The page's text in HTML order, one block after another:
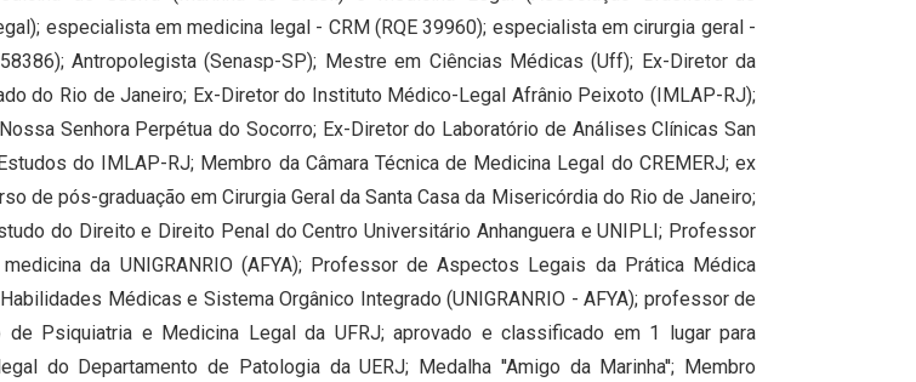
especialista em medicina legal - CRM (RQE 39960); especialista em cirurgia geral -
Antropolegista (Senasp-SP); Mestre em Ciências Médicas (Uff); Ex-Diretor da
do Rio de Janeiro; Ex-Diretor do Instituto Médico-Legal Afrânio Peixoto (IMLAP-RJ);
Senhora Perpétua do Socorro; Ex-Diretor do Laboratório de Análises Clínicas San
do IMLAP-RJ; Membro da Câmara Técnica de Medicina Legal do CREMERJ; ex
de pós-graduação em Cirurgia Geral da Santa Casa da Misericórdia do Rio de Janeiro;
do Direito e Direito Penal do Centro Universitário Anhanguera e UNIPLI; Professor
da UNIGRANRIO (AFYA); Professor de Aspectos Legais da Prática Médica
Médicas e Sistema Orgânico Integrado (UNIGRANRIO - AFYA); professor de
de Psiquiatria e Medicina Legal da UFRJ; aprovado e classificado em 1 lugar para
do Departamento de Patologia da UERJ; Medalha ''Amigo da Marinha''; Membro